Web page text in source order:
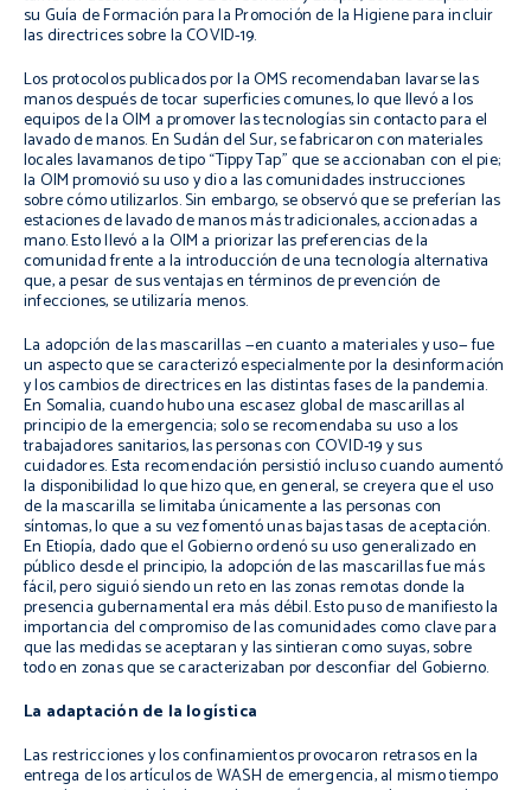
su Guía de Formación para la Promoción de la Higiene para incluir
las directrices sobre la COVID-19.
Los protocolos publicados por la OMS recomendaban lavarse las
manos después de tocar superficies comunes, lo que llevó a los
equipos de la OIM a promover las tecnologías sin contacto para el
lavado de manos. En Sudán del Sur, se fabricaron con materiales
locales lavamanos de tipo “Tippy Tap” que se accionaban con el pie;
la OIM promovió su uso y dio a las comunidades instrucciones
sobre cómo utilizarlos. Sin embargo, se observó que se preferían las
estaciones de lavado de manos más tradicionales, accionadas a
mano. Esto llevó a la OIM a priorizar las preferencias de la
comunidad frente a la introducción de una tecnología alternativa
que, a pesar de sus ventajas en términos de prevención de
infecciones, se utilizaría menos.
La adopción de las mascarillas—en cuanto a materiales y uso— fue
un aspecto que se caracterizó especialmente por la desinformación
y los cambios de directrices en las distintas fases de la pandemia.
En Somalia, cuando hubo una escasez global de mascarillas al
principio de la emergencia; solo se recomendaba su uso a los
trabajadores sanitarios, las personas con COVID-19 y sus
cuidadores. Esta recomendación persistió incluso cuando aumentó
la disponibilidad lo que hizo que, en general, se creyera que el uso
de la mascarilla se limitaba únicamente a las personas con
síntomas, lo que a su vez fomentó unas bajas tasas de aceptación.
En Etiopía, dado que el Gobierno ordenó su uso generalizado en
público desde el principio, la adopción de las mascarillas fue más
fácil, pero siguió siendo un reto en las zonas remotas donde la
presencia gubernamental era más débil. Esto puso de manifiesto la
importancia del compromiso de las comunidades como clave para
que las medidas se aceptaran y las sintieran como suyas, sobre
todo en zonas que se caracterizaban por desconfiar del Gobierno.
La adaptación de la logística
Las restricciones y los confinamientos provocaron retrasos en la
entrega de los artículos de WASH de emergencia, al mismo tiempo